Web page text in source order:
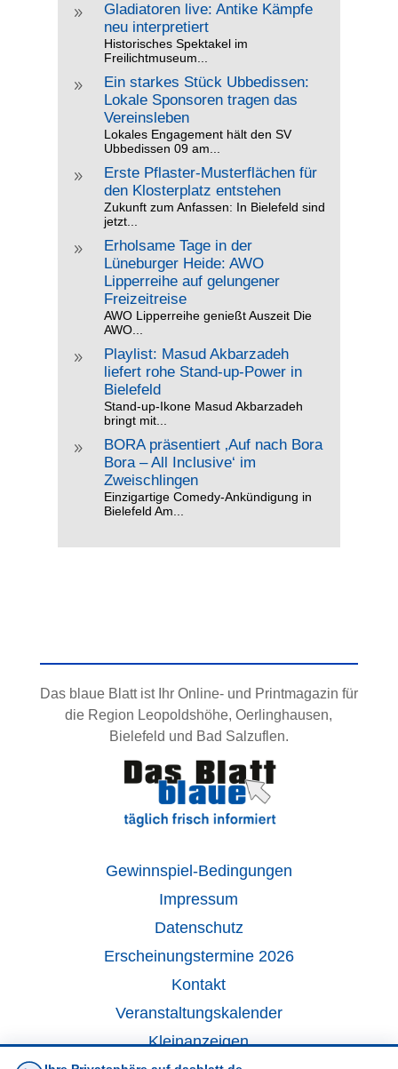
9
Gladiatoren live: Antike Kämpfe
neu interpretiert
Historisches Spektakel im
Freilichtmuseum...
9
Ein starkes Stück Ubbedissen:
Lokale Sponsoren tragen das
Vereinsleben
Lokales Engagement hält den SV
Ubbedissen 09 am...
9
Erste Pflaster-Musterflächen für
den Klosterplatz entstehen
Zukunft zum Anfassen: In Bielefeld sind
jetzt...
9
Erholsame Tage in der
Lüneburger Heide: AWO
Lipperreihe auf gelungener
Freizeitreise
AWO Lipperreihe genießt Auszeit Die
AWO...
9
Playlist: Masud Akbarzadeh
liefert rohe Stand-up-Power in
Bielefeld
Stand-up-Ikone Masud Akbarzadeh
bringt mit...
9
BORA präsentiert ‚Auf nach Bora
Bora – All Inclusive‘ im
Zweischlingen
Einzigartige Comedy-Ankündigung in
Bielefeld Am...
Das blaue Blatt ist Ihr Online- und Printmagazin für
die Region Leopoldshöhe, Oerlinghausen,
Bielefeld und Bad Salzuflen.
Gewinnspiel-Bedingungen
Impressum
Datenschutz
Erscheinungstermine 2026
Kontakt
Veranstaltungskalender
Kleinanzeigen